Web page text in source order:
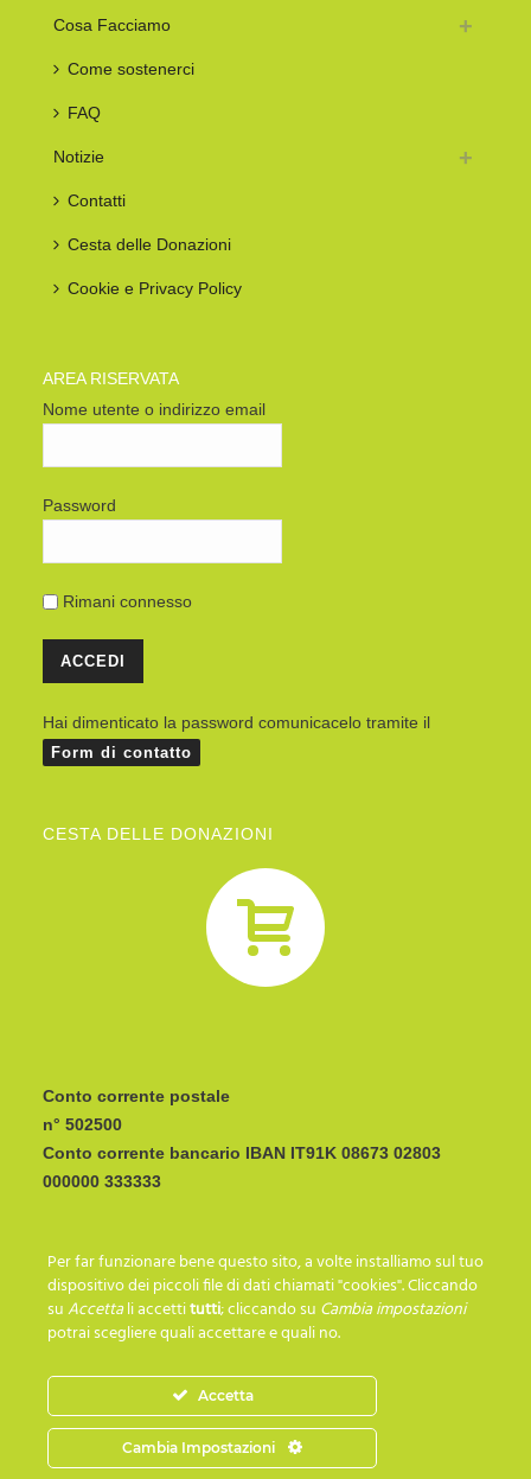
Cosa Facciamo
Come sostenerci
FAQ
Notizie
Contatti
Cesta delle Donazioni
Cookie e Privacy Policy
AREA RISERVATA
Nome utente o indirizzo email
Password
Rimani connesso
Hai dimenticato la password comunicacelo tramite il
Form di contatto
CESTA DELLE DONAZIONI
Conto corrente postale
n° 502500
Conto corrente bancario IBAN
I C R A I T R R I P 0
SEGUICI SU…
Per far funzionare bene questo sito, a volte installiamo sul tuo
dispositivo dei piccoli file di dati chiamati "cookies". Cliccando
suAccettali accettitutti; cliccando su Cambia impostazioni
potrai scegliere quali accettare e quali no.
Accetta
Cambia Impostazioni